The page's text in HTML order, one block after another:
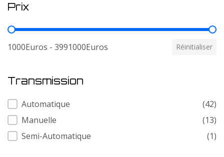
Prix
Prix
1000Euros - 3991000Euros Réinitialiser
Transmission
Transmission
Automatique
(42)
Manuelle
(13)
Semi-Automatique
(1)